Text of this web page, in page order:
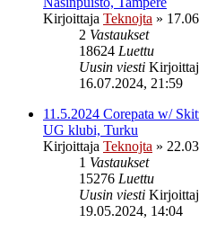
Kirjoittaja Teknojta »
2 Vastaukset
18624 Luettu
Uusin viesti
16.07.2024, 21:59
11.5.2024 Corepata w/
UG klubi, Turku
Kirjoittaja Teknojta »
1 Vastaukset
15276 Luettu
Uusin viesti
19.05.2024, 14:04